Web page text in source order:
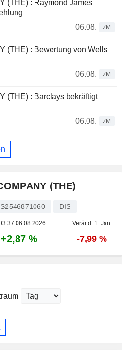
(THE) : Raymond James
06.08.
ZM
(THE) : Bewertung von Wells
06.08.
ZM
(THE) : Barclays bekräftigt
06.08.
ZM
(THE)
DIS
06.08.2026 Veränd. 1. Jan.
+2,87 % -7,99 %